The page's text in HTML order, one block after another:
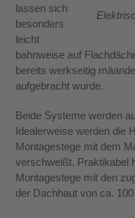
lassen sich
besonders
leicht
bahnweise auf
bereits werkseitig
aufgebracht wurde.
Beide Systeme werden
Idealerweise werden die
Montagestege mit dem
verschweißt. Praktikabel
Montagestege mit den
der Dachhaut von ca.